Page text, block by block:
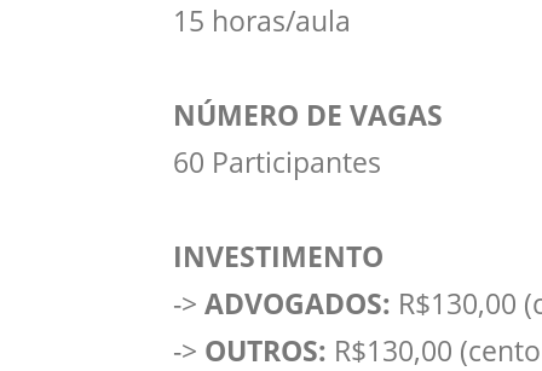
15 horas/aula
NÚMERO DE VAGAS
60 Participantes
INVESTIMENTO
-> ADVOGADOS: R$130,00
-> OUTROS: R$130,00